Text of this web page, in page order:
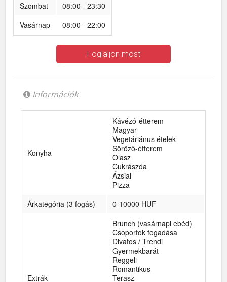
Szombat
08:00 - 23:30
Vasárnap
08:00 - 22:00
Foglaljon most
Információk
Konyha
Kávézó-étterem
Magyar
Vegetáriánus ételek
Söröző-étterem
Olasz
Cukrászda
Ázsiai
Pizza
Árkategória (3 fogás)
0-10000 HUF
Extrák
Brunch (vasárnapi ebéd)
Csoportok fogadása
Divatos / Trendi
Gyermekbarát
Reggeli
Romantikus
Terasz